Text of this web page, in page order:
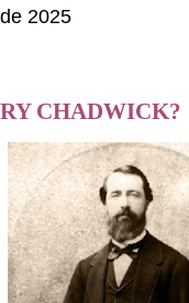
2025
CHADWICK?